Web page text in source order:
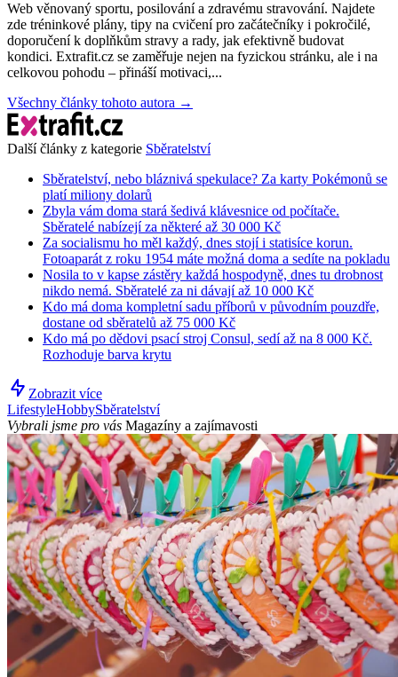
Web věnovaný sportu, posilování a zdravému stravování. Najdete
zde tréninkové plány, tipy na cvičení pro začátečníky i pokročilé,
doporučení k doplňkům stravy a rady, jak efektivně budovat
kondici. Extrafit.cz se zaměřuje nejen na fyzickou stránku, ale i na
celkovou pohodu – přináší motivaci,...
Všechny články tohoto autora →
Další články z kategorie Sběratelství
Sběratelství, nebo bláznivá spekulace? Za karty Pokémonů se
platí miliony dolarů
Zbyla vám doma stará šedivá klávesnice od počítače.
Sběratelé nabízejí za některé až 30 000 Kč
Za socialismu ho měl každý, dnes stojí i statisíce korun.
Fotoaparát z roku 1954 máte možná doma a sedíte na pokladu
Nosila to v kapse zástěry každá hospodyně, dnes tu drobnost
nikdo nemá. Sběratelé za ni dávají až 10 000 Kč
Kdo má doma kompletní sadu příborů v původním pouzdře,
dostane od sběratelů až 75 000 Kč
Kdo má po dědovi psací stroj Consul, sedí až na 8 000 Kč.
Rozhoduje barva krytu
Zobrazit více
LifestyleHobbySběratelství
Vybrali jsme pro vás Magazíny a zajímavosti